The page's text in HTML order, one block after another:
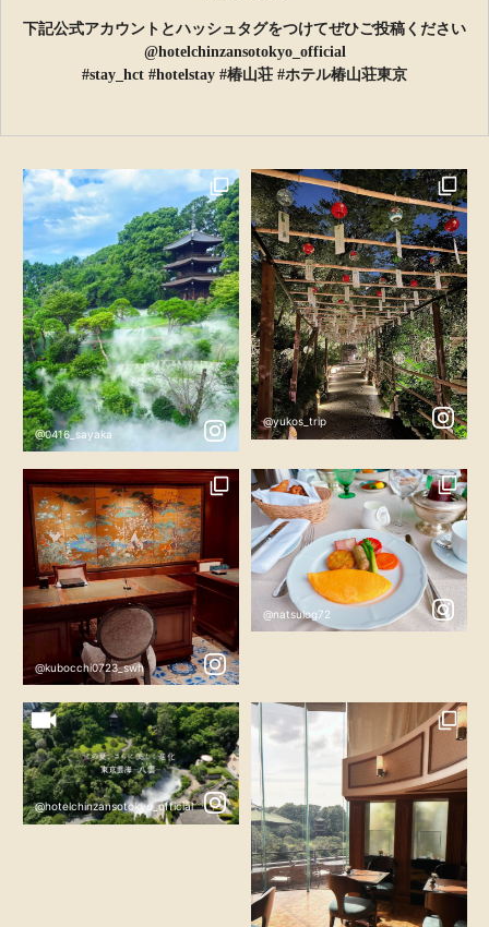
下記公式アカウントとハッシュタグをつけてぜひご投稿ください
@hotelchinzansotokyo_official
#stay_hct #hotelstay #椿山荘 #ホテル椿山荘東京
@0416_sayaka
@yukos_trip
@kubocchi0723_swh
@natsulog72
@hotelchinzansotokyo_official